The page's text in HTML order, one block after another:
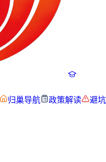
归巢导航 政策解读
避坑